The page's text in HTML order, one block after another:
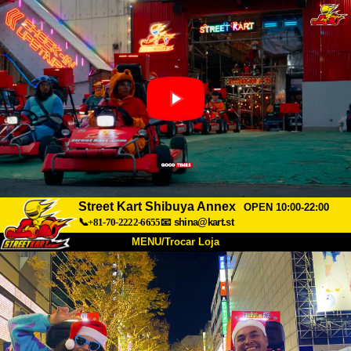
Street Kart Shibuya Annex
OPEN 10:00-22:00
📞+81-70-2222-6655📧 shina@kart.st
MENU/Trocar Loja
Sobre Especificações Preços
Acesso Opiniões FAQ